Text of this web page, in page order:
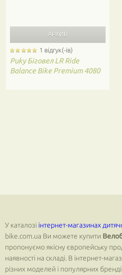
1 відгук(-ів)
Puky Біговел LR Ride
Balance Bike Premium 4080
У каталозі інтернет-магазинах
bike.com.ua Ви можете купити
пропонуємо якісну європейську
наявності на складі. В інтернет-
різних моделей і популярних